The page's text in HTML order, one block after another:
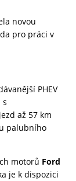
novou
pro práci v
PHEV
s
až 57 km
palubního
motorů Ford
je k dispozici